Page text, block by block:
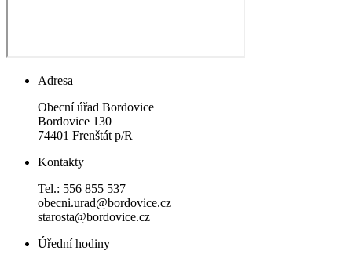
Adresa
Obecní úřad Bordovice
Bordovice 130
74401 Frenštát p/R
Kontakty
Tel.: 556 855 537
obecni.urad@bordovice.cz
starosta@bordovice.cz
Úřední hodiny